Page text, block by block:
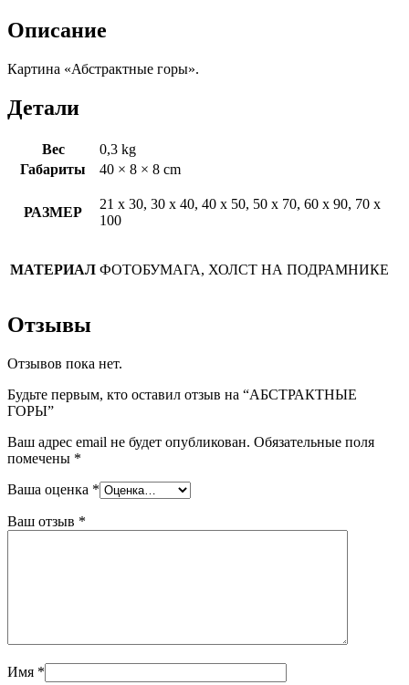
Описание
Картина «Абстрактные горы».
Детали
Вес
0,3 kg
Габариты
40 × 8 × 8 cm
РАЗМЕР
21 х 30, 30 х 40, 40 х 50, 50 х 70, 60 х 90, 70 х
100
МАТЕРИАЛ ФОТОБУМАГА, ХОЛСТ НА ПОДРАМНИКЕ
Отзывы
Отзывов пока нет.
Будьте первым, кто оставил отзыв на “АБСТРАКТНЫЕ
ГОРЫ”
Ваш адрес email не будет опубликован. Обязательные поля
помечены *
Ваша оценка *
Ваш отзыв *
Имя *